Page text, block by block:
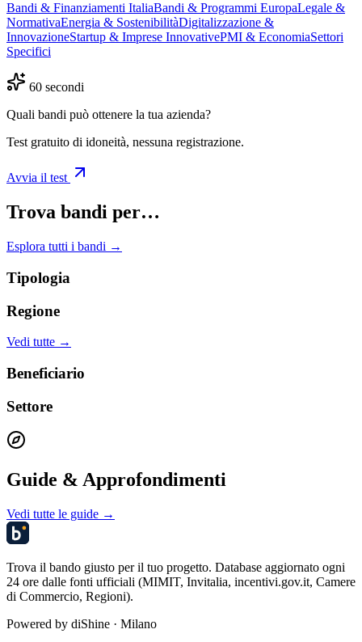
Bandi & Finanziamenti ItaliaBandi & Programmi EuropaLegale &
NormativaEnergia & SostenibilitàDigitalizzazione &
InnovazioneStartup & Imprese InnovativePMI & EconomiaSettori
Specifici
60 secondi
Quali bandi può ottenere la tua azienda?
Test gratuito di idoneità, nessuna registrazione.
Avvia il test
Trova bandi per…
Esplora tutti i bandi →
Tipologia
Regione
Vedi tutte →
Beneficiario
Settore
Guide & Approfondimenti
Vedi tutte le guide →
Trova il bando giusto per il tuo progetto. Database aggiornato ogni
24 ore dalle fonti ufficiali (MIMIT, Invitalia, incentivi.gov.it, Camere
di Commercio, Regioni).
Powered by diShine · Milano